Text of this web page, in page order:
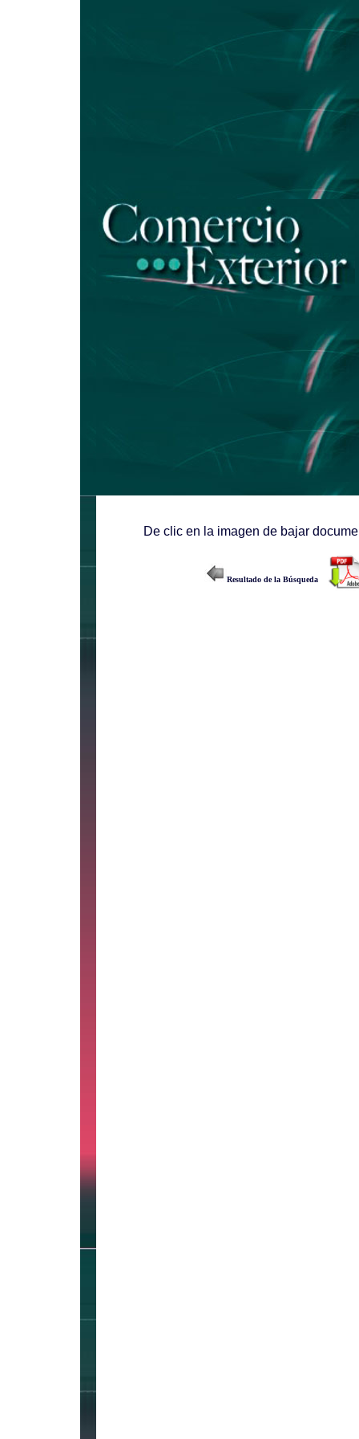
De clic en la imagen de bajar
Resultado de la Búsqueda